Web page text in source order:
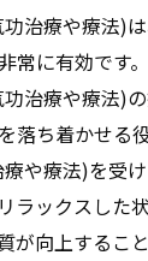
治療や療法)
常に有効です
治療や療法)
落ち着かせる
や療法)を受
ラックスした
が向上するこ